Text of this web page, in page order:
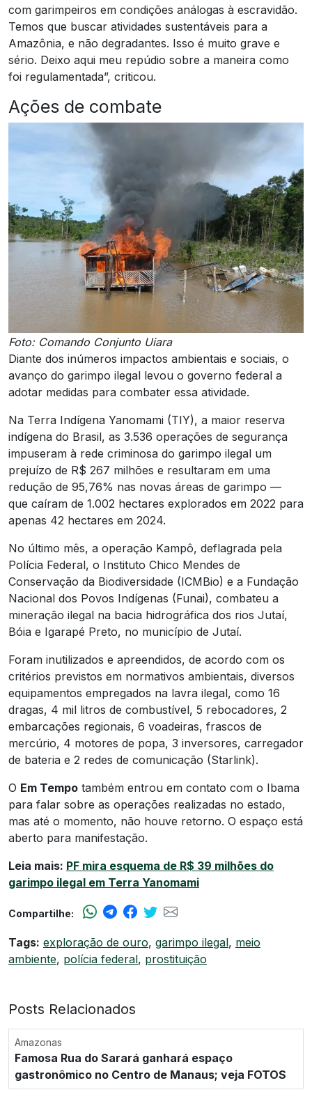
com garimpeiros em condições análogas à escravidão.
Temos que buscar atividades sustentáveis para a
Amazônia, e não degradantes. Isso é muito grave e
sério. Deixo aqui meu repúdio sobre a maneira como
foi regulamentada”, criticou.
Ações de combate
Foto: Comando Conjunto Uiara
Diante dos inúmeros impactos ambientais e sociais, o
avanço do garimpo ilegal levou o governo federal a
adotar medidas para combater essa atividade.
Na Terra Indígena Yanomami (TIY), a maior reserva
indígena do Brasil, as 3.536 operações de segurança
impuseram à rede criminosa do garimpo ilegal um
prejuízo de R$ 267 milhões e resultaram em uma
redução de 95,76% nas novas áreas de garimpo —
que caíram de 1.002 hectares explorados em 2022 para
apenas 42 hectares em 2024.
No último mês, a operação Kampô, deflagrada pela
Polícia Federal, o Instituto Chico Mendes de
Conservação da Biodiversidade (ICMBio) e a Fundação
Nacional dos Povos Indígenas (Funai), combateu a
mineração ilegal na bacia hidrográfica dos rios Jutaí,
Bóia e Igarapé Preto, no município de Jutaí.
Foram inutilizados e apreendidos, de acordo com os
critérios previstos em normativos ambientais, diversos
equipamentos empregados na lavra ilegal, como 16
dragas, 4 mil litros de combustível, 5 rebocadores, 2
embarcações regionais, 6 voadeiras, frascos de
mercúrio, 4 motores de popa, 3 inversores, carregador
de bateria e 2 redes de comunicação (Starlink).
O Em Tempo também entrou em contato com o Ibama
para falar sobre as operações realizadas no estado,
mas até o momento, não houve retorno. O espaço está
aberto para manifestação.
Leia mais: PF mira esquema de R$ 39 milhões do
garimpo ilegal em Terra Yanomami
Compartilhe:
Tags: exploração de ouro, garimpo ilegal, meio
ambiente, polícia federal, prostituição
Posts Relacionados
Amazonas
Famosa Rua do Sarará ganhará espaço
gastronômico no Centro de Manaus; veja FOTOS